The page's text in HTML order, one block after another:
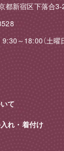
都新宿区下落合
～18:00（土曜
て
れ・着付け